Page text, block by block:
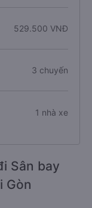
529.500 VNĐ
3 chuyến
1 nhà xe
Sân bay
Gòn